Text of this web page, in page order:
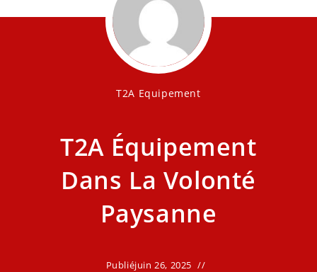
T2A Equipement
T2A Équipement
Dans La Volonté
Paysanne
Publiéjuin 26, 2025